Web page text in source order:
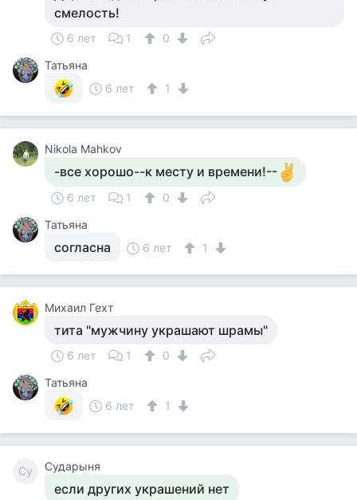
смелость!
6 лет 1
0
Татьяна
6 лет
1
Nikola Mahkov
-все хорошо--к месту и времени!--
6 лет 1
0
Татьяна
согласна 6 лет 1
Михаил Гехт
тита "мужчину украшают шрамы"
6 лет 1
0
Татьяна
6 лет
1
Су Сударыня
если других украшений нет